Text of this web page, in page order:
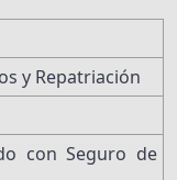
y Repatriación
con Seguro de